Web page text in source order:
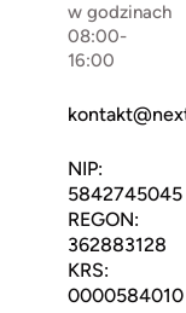
w godzinach
08:00-
16:00
NIP:
5842745045
REGON:
362883128
KRS:
0000584010